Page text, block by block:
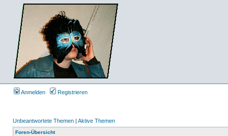
Anmelden Registrieren
Unbeantwortete Themen | Aktive Themen
Foren-Übersicht